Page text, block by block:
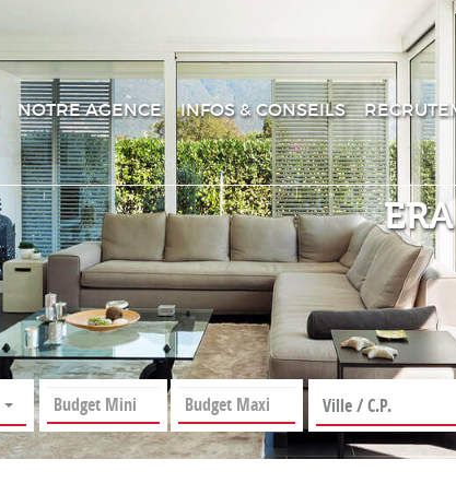
NOTRE AGENCE INFOS & CONSEILS
Ville / C.P.